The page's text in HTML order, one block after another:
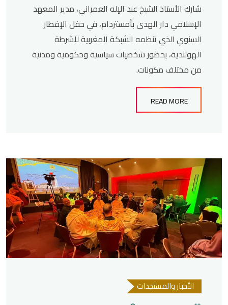
شارك الأستاذ الشيخ عبد الإله العمراني، مدير المعهد
الإسلامي دار الهدى بأمستردام، في حفل الإفطار
السنوي الذي تنظمه الشبكة المغربية للشرطة
الهولندية، بحضور شخصيات سياسية وحكومية ومدنية
من مختلف مكونات.
READ MORE
الأخبار والمستجدات